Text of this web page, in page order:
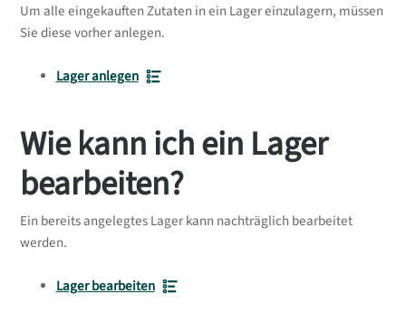
Um alle eingekauften Zutaten in ein Lager einzulagern, müssen
Sie diese vorher anlegen.
Lager anlegen
Wie kann ich ein Lager
bearbeiten?
Ein bereits angelegtes Lager kann nachträglich bearbeitet
werden.
Lager bearbeiten